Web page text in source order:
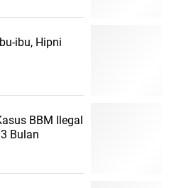
ibu, Hipni
BBM Ilegal
Bulan